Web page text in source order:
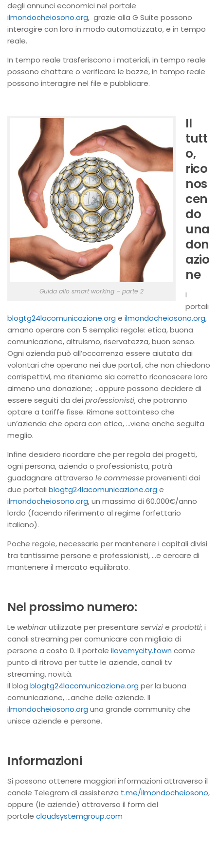
degli annunci economici nel portale
ilmondocheiosono.org, grazie alla G Suite possono
interagire con loro in modo automatizzato, e in tempo
reale.
In tempo reale trasferiscono i materiali, in tempo reale
possono chattare o verificare le bozze, in tempo reale
possono interagire nel file e pubblicare.
Guida allo smart working – parte 2
Il
tutt
o,
rico
nos
cen
do
una
don
azio
ne
I
portali
blogtg24lacomunicazione.org e ilmondocheiosono.org,
amano operare con 5 semplici regole: etica, buona
comunicazione, altruismo, riservatezza, buon senso.
Ogni azienda può all’occorrenza essere aiutata dai
volontari che operano nei due portali, che non chiedono
corrispettivi, ma riteniamo sia corretto riconoscere loro
almeno una donazione; …oppure possono decidere di
essere seguiti da dei professionisti, che potranno
optare a tariffe fisse. Rimane sottointeso che
un’azienda che opera con etica, …viene anche seguita
meglio.
Infine desidero ricordare che per regola dei progetti,
ogni persona, azienda o professionista, potrà
guadagnare attraverso le commesseprovenienti dai
due portali blogtg24lacomunicazione.org e
ilmondocheiosono.org, un massimo di 60.000€/anno
lordo (facendo riferimento al regime forfettario
italiano).
Poche regole, necessarie per mantenere i capitali divisi
tra tantissime persone e professionisti, …e cercare di
mantenere il mercato equilibrato.
Nel prossimo numero:
Le webinarutilizzate per presentare servizie prodotti; i
canali streaming per comunicare con migliaia di
persone a costo 0. Il portale ilovemycity.town come
punto di ritrovo per tutte le aziende, canali tv
streaming, novità.
Il blog blogtg24lacomunicazione.org per la buona
comunicazione, …anche delle aziende. Il
ilmondocheiosono.org una grande community che
unisce aziende e persone.
Informazioni
Si possono ottenere maggiori informazioni attraverso il
canale Telegram di assistenza t.me/ilmondocheiosono,
oppure (le aziende) attraverso il form del
portale cloudsystemgroup.com